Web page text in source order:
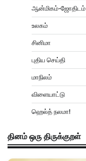
ஆன்மிகம்-ஜோதிடம்
உலகம்
சினிமா
புதிய செய்தி
மாநிலம்
விளையாட்டு
ஹெல்த் நலமா!
தினம் ஒரு திருக்குறள்